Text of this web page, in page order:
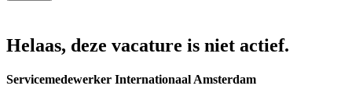
Helaas, deze vacature is niet actief.
Servicemedewerker Internationaal Amsterdam